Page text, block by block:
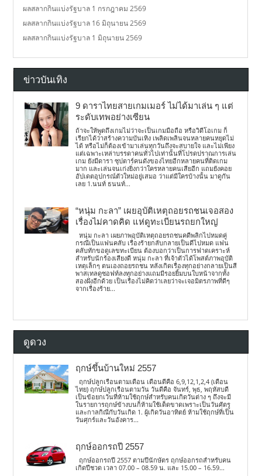
ผลสลากกินแบ่งรัฐบาล 1 กรกฎาคม 2569
ผลสลากกินแบ่งรัฐบาล 16 มิถุนายน 2569
ผลสลากกินแบ่งรัฐบาล 1 มิถุนายน 2569
ข่าวบันเทิง
9 ดาราไทยสายเกมเมอร์ ไม่ได้มาเล่น ๆ แต่
ระดับเทพอย่างเซียน
ถ้าจะให้พูดถึงเกมไม่ว่าจะเป็นเกมมือถือ หรือวิดีโอเกม ก็
เรียกได้ว่าสร้างความบันเทิง เพลิดเพลินจนหลายคนหยุดไม่
ได้ หรือไม่ก็ต้องเข้ามาเล่นทุกวันถึงจะสบายใจ และไม่เพียง
แต่เฉพาะเหล่าบรรดาคนทั่วไปเท่านั้นที่โปรดปราณการเล่น
เกม ยังมีดารา ซุปตาร์คนดังของไทยอีกหลายคนที่ติดเกม
มาก และเล่นจนเก่งยิ่งกว่าใครหลายคนเสียอีก แถมยังคอย
อัปเดตอุปกรณ์ตัวใหม่อยู่เสมอ ว่าแต่มีใครบ้างนั้น มาดูกัน
เลย 1.นนท์ ธนนท์...
“หนุ่ม กะลา” เผยอุบัติเหตุถอยรถชนเจอสอง
เรื่องไม่คาดคิด แห่ดูทะเบียนรถยกใหญ่
หนุ่ม กะลา เผยภาพอุบัติเหตุถอยรถชนคดีพลิกไปหมดคู่
กรณีเป็นแฟนคลับ เรื่องร้ายกลับกลายเป็นดีไปหมด แฟน
คลับทักขอดูเลขทะเบียน ต้องบอกว่าเป็นการฟาดเคราะห์
สำหรับนักร้องเสียงดี หนุ่ม กะลา ที่เจ้าตัวได้โพสต์ภาพอุบัติ
เหตุเล็กๆ ตนเองถอยรถชน หลังเกิดเรื่องทุกอย่างกลายเป็นสี
พาสเทลดูซอฟท์ลงทุกอย่างแถมมีรอยยิ้มบนใบหน้าจากทั้ง
สองฝั่งอีกด้วย เป็นเรื่องไม่คิดว่าเลยว่าจะเจอมิตรภาพที่ดีๆ
จากเรื่องร้าย...
ดูดวง
ฤกษ์ขึ้นบ้านใหม่ 2557
ฤกษ์ปลูกเรือนตามเดือน เดือนดีคือ 6,9,12,1,2,4 (เดือน
ไทย) ฤกษ์ปลูกเรือนตามวัน วันดีคือ จันทร์, พุธ, พฤหัสบดี
เป็นข้อยกเว้นที่ห้ามใช้ฤกษ์สำหรับคนเกิดวันต่าง ๆ ถึงจะมี
ในรายการฤกษ์ข้างบนก็ห้ามใช้เด็ดขาดเพราะเป็นวันศัตรู
และกาลกิณีกับวันเกิด 1. ผู้เกิดวันอาทิตย์ ห้ามใช้ฤกษ์ที่เป็น
วันศุกร์และวันอังคาร...
ฤกษ์ออกรถปี 2557
ฤกษ์ออกรถปี 2557 ตามปีนักษัตร ฤกษ์ออกรถสำหรับคน
เกิดปีชวด เวลา 07.00 – 08.59 น. และ 15.00 – 16.59...